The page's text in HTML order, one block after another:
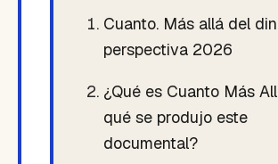
Cuanto. Más allá del
perspectiva 2026
¿Qué es Cuanto Más
qué se produjo este
documental?